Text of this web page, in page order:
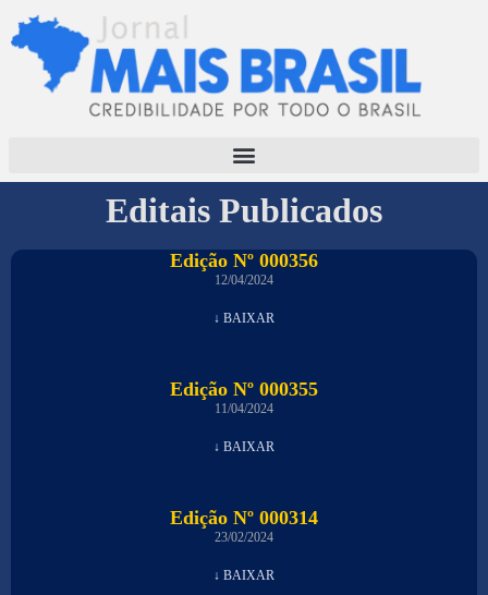
Editais Publicados
Edição Nº 000356
12/04/2024
↓ BAIXAR
Edição Nº 000355
11/04/2024
↓ BAIXAR
Edição Nº 000314
23/02/2024
↓ BAIXAR